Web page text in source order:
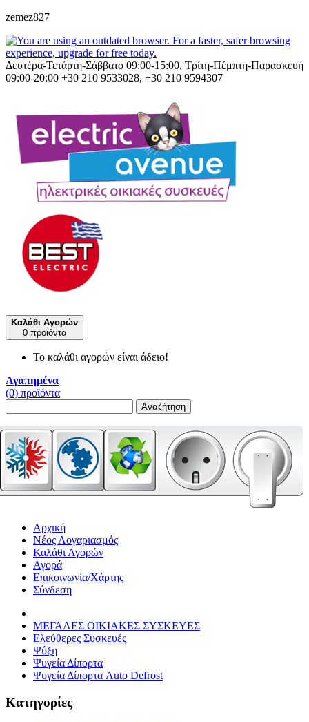
zemez827
Δευτέρα-Τετάρτη-Σάββατο 09:00-15:00, Τρίτη-Πέμπτη-Παρασκευή
09:00-20:00 +30 210 9533028, +30 210 9594307
Καλάθι Αγορών
0 προϊόντα
Το καλάθι αγορών είναι άδειο!
Αγαπημένα
(0) προϊόντα
Αναζήτηση
Αρχική
Νέος Λογαριασμός
Καλάθι Αγορών
Αγορά
Επικοινωνία/Χάρτης
Σύνδεση
ΜΕΓΑΛΕΣ ΟΙΚΙΑΚΕΣ ΣΥΣΚΕΥΕΣ
Ελεύθερες Συσκευές
Ψύξη
Ψυγεία Δίπορτα
Ψυγεία Δίπορτα Auto Defrost
Κατηγορίες